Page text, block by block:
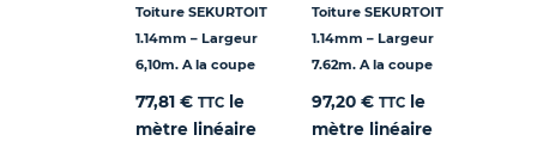
Toiture SEKURTOIT
1.14mm – Largeur
6,10m. A la coupe
77,81 € TTCle
mètre linéaire
Toiture SEKURTOIT
1.14mm – Largeur
7.62m. A la coupe
97,20 € TTCle
mètre linéaire